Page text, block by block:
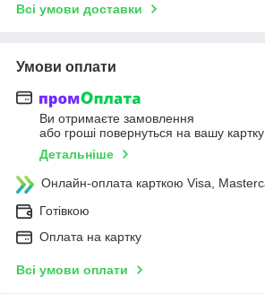
Всі умови доставки
Умови оплати
Ви отримаєте замовлення
або гроші повернуться на вашу картку
Детальніше
Онлайн-оплата карткою Visa,
Готівкою
Оплата на картку
Всі умови оплати